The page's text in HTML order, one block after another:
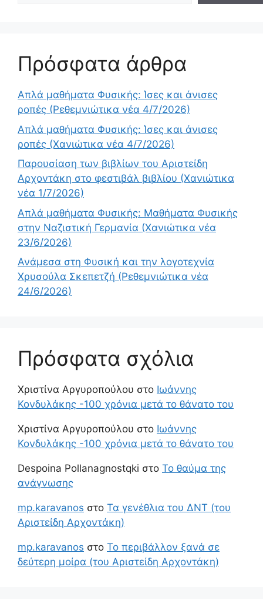
Πρόσφατα άρθρα
Απλά μαθήματα Φυσικής: Ίσες και άνισες
ροπές (Ρεθεμνιώτικα νέα 4/7/2026)
Απλά μαθήματα Φυσικής: Ίσες και άνισες
ροπές (Χανιώτικα νέα 4/7/2026)
Παρουσίαση των βιβλίων του Αριστείδη
Αρχοντάκη στο φεστιβάλ βιβλίου (Χανιώτικα
νέα 1/7/2026)
Απλά μαθήματα Φυσικής: Μαθήματα Φυσικής
στην Ναζιστική Γερμανία (Χανιώτικα νέα
23/6/2026)
Ανάμεσα στη Φυσική και την λογοτεχνία
Χρυσούλα Σκεπετζή (Ρεθεμνιώτικα νέα
24/6/2026)
Πρόσφατα σχόλια
Χριστίνα Αργυροπούλου στο Ιωάννης
Κονδυλάκης -100 χρόνια μετά το θάνατο του
Χριστίνα Αργυροπούλου στο Ιωάννης
Κονδυλάκης -100 χρόνια μετά το θάνατο του
Despoina Pollanagnostqki στο Το θαύμα της
ανάγνωσης
mp.karavanos στο Τα γενέθλια του ΔΝΤ (του
Αριστείδη Αρχοντάκη)
mp.karavanos στο Το περιβάλλον ξανά σε
δεύτερη μοίρα (του Αριστείδη Αρχοντάκη)